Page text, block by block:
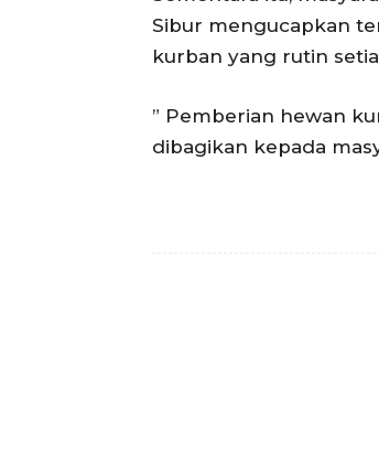
Sibur mengucapkan
kurban yang rutin
” Pemberian hewan
dibagikan kepada